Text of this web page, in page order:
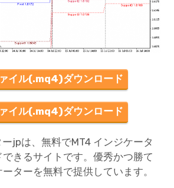
イル(.mq4)ダウンロード
イル(.mq4)ダウンロード
jpは、無料でMT4 インジケータ
きるサイトです。優秀かつ勝て
ターを無料で提供しています。